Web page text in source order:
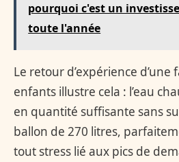
pourquoi c'est un
toute l'année
Le retour d’expérience d’une
enfants illustre cela : l’eau
en quantité suffisante sans
ballon de 270 litres,
tout stress lié aux pics de